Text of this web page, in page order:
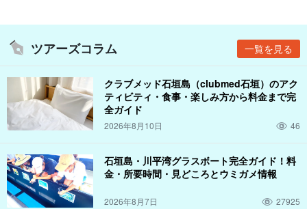
ツアーズコラム 一覧を見る
クラブメッド石垣島（clubmed石垣）のアク
ティビティ・食事・楽しみ方から料金まで完
全ガイド
2026年8月10日 46
石垣島・川平湾グラスボート完全ガイド！料
金・所要時間・見どころとウミガメ情報
2026年8月7日 27925